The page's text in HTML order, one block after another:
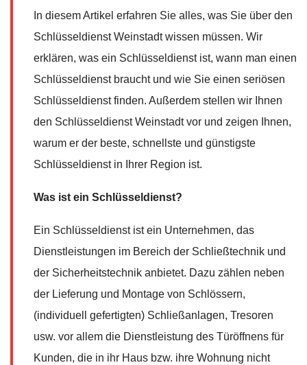
In diesem Artikel erfahren Sie alles, was Sie über den
Schlüsseldienst Weinstadt wissen müssen. Wir
erklären, was ein Schlüsseldienst ist, wann man einen
Schlüsseldienst braucht und wie Sie einen seriösen
Schlüsseldienst finden. Außerdem stellen wir Ihnen
den Schlüsseldienst Weinstadt vor und zeigen Ihnen,
warum er der beste, schnellste und günstigste
Schlüsseldienst in Ihrer Region ist.
Was ist ein Schlüsseldienst?
Ein Schlüsseldienst ist ein Unternehmen, das
Dienstleistungen im Bereich der Schließtechnik und
der Sicherheitstechnik anbietet. Dazu zählen neben
der Lieferung und Montage von Schlössern,
(individuell gefertigten) Schließanlagen, Tresoren
usw. vor allem die Dienstleistung des Türöffnens für
Kunden, die in ihr Haus bzw. ihre Wohnung nicht